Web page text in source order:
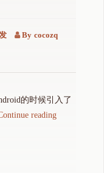
By cocozq
的时候引入了
reading"